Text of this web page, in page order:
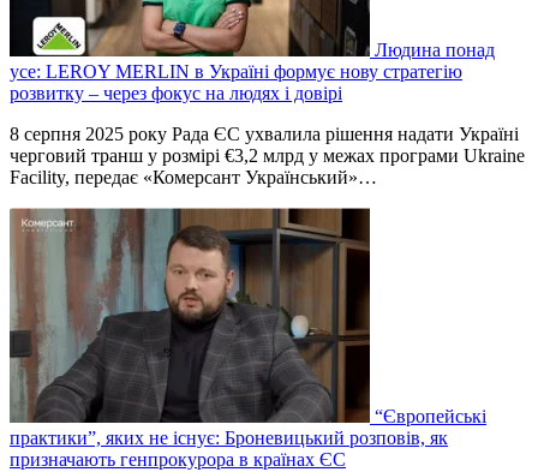
Людина понад
усе: LEROY MERLIN в Україні формує нову стратегію
розвитку – через фокус на людях і довірі
8 серпня 2025 року Рада ЄС ухвалила рішення надати Україні
черговий транш у розмірі €3,2 млрд у межах програми Ukraine
Facility, передає «Комерсант Український»…
“Європейські
практики”, яких не існує: Броневицький розповів, як
призначають генпрокурора в країнах ЄС